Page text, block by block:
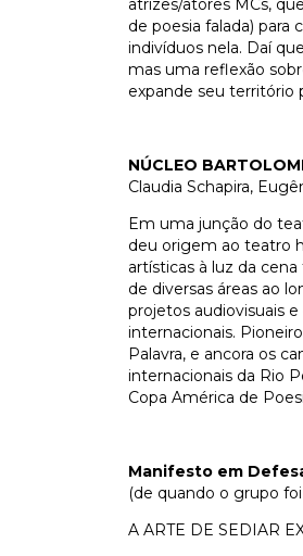
atrizes/atores MCs,
de poesia falada)
indivíduos nela. Daí
mas uma reflexão
expande seu território
NÚCLEO
Claudia Schapira,
Em uma junção do
deu origem ao teatro
artísticas à luz da
de diversas áreas ao
projetos audiovisuais
internacionais.
Palavra, e ancora os
internacionais da Rio
Copa América de
Manifesto em
(de quando o grupo
A ARTE DE SEDIAR